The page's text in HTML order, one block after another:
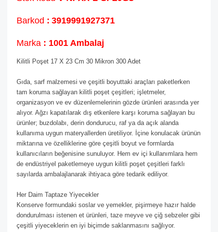
Barkod : 3919991927371
Marka : 1001 Ambalaj
Kilitli Poşet 17 X 23 Cm 30 Mikron 300 Adet
Gıda, sarf malzemesi ve çeşitli boyuttaki araçları paketlerken
tam koruma sağlayan kilitli poşet çeşitleri; işletmeler,
organizasyon ve ev düzenlemelerinin gözde ürünleri arasında yer
alıyor. Ağzı kapatılarak dış etkenlere karşı koruma sağlayan bu
ürünler; buzdolabı, derin dondurucu, raf ya da açık alanda
kullanıma uygun materyallerden üretiliyor. İçine konulacak ürünün
miktarına ve özelliklerine göre çeşitli boyut ve formlarda
kullanıcıların beğenisine sunuluyor. Hem ev içi kullanımlara hem
de endüstriyel paketlemeye uygun kilitli poşet çeşitleri farklı
sayılarda ambalajlanarak ihtiyaca göre tedarik ediliyor.
Her Daim Taptaze Yiyecekler
Konserve formundaki soslar ve yemekler, pişirmeye hazır halde
dondurulması istenen et ürünleri, taze meyve ve çiğ sebzeler gibi
çeşitli yiyeceklerin en iyi biçimde saklanmasını sağlıyor.